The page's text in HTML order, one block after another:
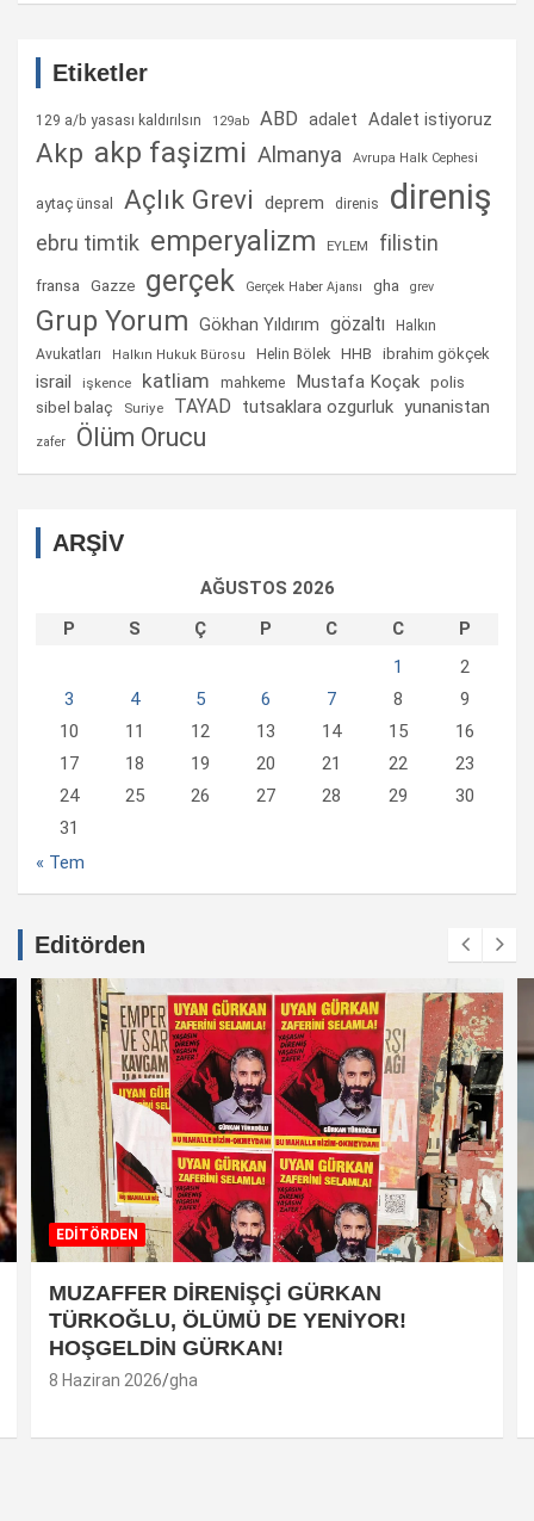
Etiketler
129 a/b yasası kaldırılsın 129ab ABD adalet Adalet istiyoruz
Akp akp faşizmi Almanya Avrupa Halk Cephesi
aytaç ünsal Açlık Grevi deprem direnis direniş
ebru timtik emperyalizm EYLEM filistin
fransa Gazze gerçek Gerçek Haber Ajansı gha grev
Grup Yorum Gökhan Yıldırım gözaltı
Halkın
Avukatları
Halkın Hukuk Bürosu Helin Bölek HHB ibrahim gökçek
israil işkence katliam mahkeme Mustafa Koçak polis
sibel balaç Suriye TAYAD tutsaklara ozgurluk yunanistan
zafer Ölüm Orucu
ARŞİV
AĞUSTOS 2026
P
S Ç P C C
P
1
2
3
4 5 6 7 8
9
10
11 12 13 14 15
16
17
18 19 20 21 22
23
24
25 26 27 28 29
30
31
« Tem
Editörden
EDİTÖRDEN
MUZAFFER DİRENİŞÇİ GÜRKAN
TÜRKOĞLU, ÖLÜMÜ DE YENİYOR!
HOŞGELDİN GÜRKAN!
8 Haziran 2026 gha